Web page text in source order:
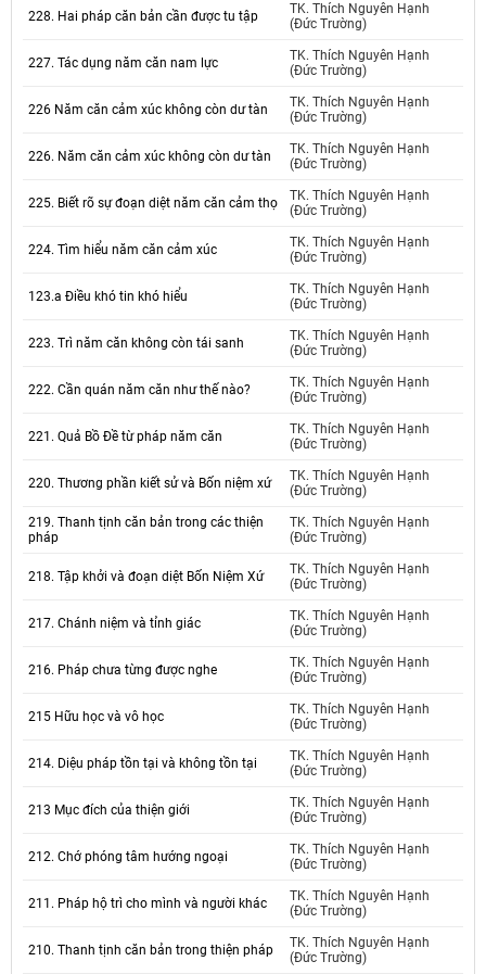
228. Hai pháp căn bản cần được tu tập
TK. Thích Nguyên Hạnh
(Đức Trường)
227. Tác dụng năm căn nam lực
TK. Thích Nguyên Hạnh
(Đức Trường)
226 Năm căn cảm xúc không còn dư tàn
TK. Thích Nguyên Hạnh
(Đức Trường)
226. Năm căn cảm xúc không còn dư tàn
TK. Thích Nguyên Hạnh
(Đức Trường)
225. Biết rõ sự đoạn diệt năm căn cảm thọ
TK. Thích Nguyên Hạnh
(Đức Trường)
224. Tìm hiểu năm căn cảm xúc
TK. Thích Nguyên Hạnh
(Đức Trường)
123.a Điều khó tin khó hiểu
TK. Thích Nguyên Hạnh
(Đức Trường)
223. Trì năm căn không còn tái sanh
TK. Thích Nguyên Hạnh
(Đức Trường)
222. Cần quán năm căn như thế nào?
TK. Thích Nguyên Hạnh
(Đức Trường)
221. Quả Bồ Đề từ pháp năm căn
TK. Thích Nguyên Hạnh
(Đức Trường)
220. Thương phần kiết sử và Bốn niệm xứ
TK. Thích Nguyên Hạnh
(Đức Trường)
219. Thanh tịnh căn bản trong các thiện
pháp
TK. Thích Nguyên Hạnh
(Đức Trường)
218. Tập khởi và đoạn diệt Bốn Niệm Xứ
TK. Thích Nguyên Hạnh
(Đức Trường)
217. Chánh niệm và tỉnh giác
TK. Thích Nguyên Hạnh
(Đức Trường)
216. Pháp chưa từng được nghe
TK. Thích Nguyên Hạnh
(Đức Trường)
215 Hữu học và vô học
TK. Thích Nguyên Hạnh
(Đức Trường)
214. Diệu pháp tồn tại và không tồn tại
TK. Thích Nguyên Hạnh
(Đức Trường)
213 Mục đích của thiện giới
TK. Thích Nguyên Hạnh
(Đức Trường)
212. Chớ phóng tâm hướng ngoại
TK. Thích Nguyên Hạnh
(Đức Trường)
211. Pháp hộ trì cho mình và người khác
TK. Thích Nguyên Hạnh
(Đức Trường)
210. Thanh tịnh căn bản trong thiện pháp
TK. Thích Nguyên Hạnh
(Đức Trường)